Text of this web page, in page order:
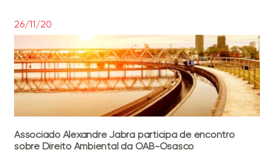
26/11/20
Associado Alexandre Jabra participa de encontro
sobre Direito Ambiental da OAB-Osasco